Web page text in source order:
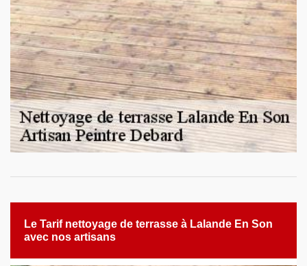
Le Tarif nettoyage de terrasse à Lalande En Son
avec nos artisans